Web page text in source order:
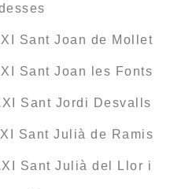
Sant Joan de Mollet
Sant Joan les Fonts
Sant Jordi Desvalls
Sant Julià de Ramis
Sant Julià del Llor i